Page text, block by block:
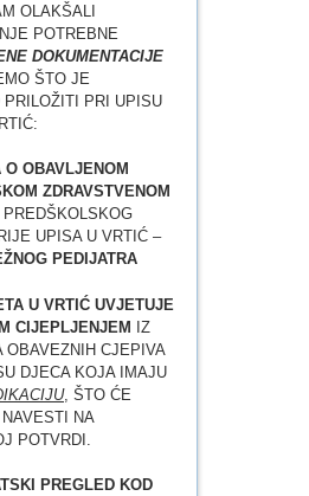
OLAKŠALI
POTREBNE
DOKUMENTACIJE
ŠTO JE
PRILOŽITI PRI UPISU
O OBAVLJENOM
ZDRAVSTVENOM
PREDŠKOLSKOG
UPISA U VRTIĆ –
PEDIJATRA
U VRTIĆ UVJETUJE
CIJEPLJENJEM
IZ
OBAVEZNIH CJEPIVA
DJECA KOJA IMAJU
, ŠTO ĆE
NA
POTVRDI.
PREGLED KOD